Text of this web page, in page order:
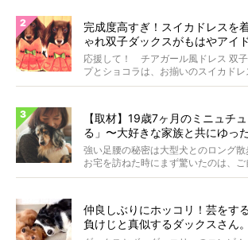
完成度高すぎ！スイカドレスを
ゃれ双子ダックスがもはやアイ
応援して！ チアガール風ドレス 双
プとショコラは、お揃いのスイカド
ます...
【取材】19歳7ヶ月のミニュチ
る」〜大好きな家族と共にゆっ
強い足腰の秘密は大型犬とのロング
お宅を訪ねた時にまず驚いたのは、
イペ...
仲良しぶりにホッコリ！芸をす
負けじと真似するダックスさん